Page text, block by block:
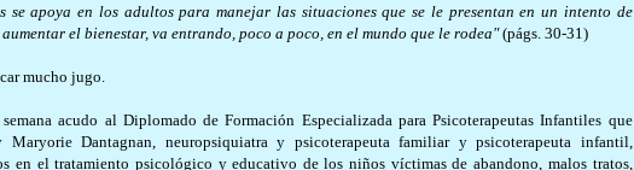
se apoya en los adultos para manejar las situaciones que se le presentan en un intento de
el bienestar, va entrando, poco a poco, en el mundo que le rodea"(págs. 30-31)
mucho jugo.
acudo al Diplomado de Formación Especializada para Psicoterapeutas Infantiles que
Dantagnan, neuropsiquiatra y psicoterapeuta familiar y psicoterapeuta infantil,
en el tratamiento psicológico y educativo de los niños víctimas de abandono, malos tratos,